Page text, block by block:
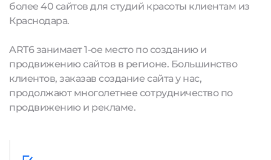
более 40 сайтов для студий красоты клиентам из
Краснодара.
ART6 занимает 1-ое место по созданию и
продвижению сайтов в регионе. Большинство
клиентов, заказав создание сайта у нас,
продолжают многолетнее сотрудничество по
продвижению и рекламе.